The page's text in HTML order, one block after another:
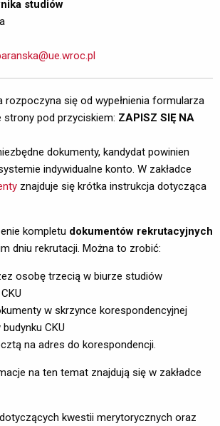
studiów
rozpoczyna się od wypełnienia formularza
pod przyciskiem: ZAPISZ SIĘ NA
dokumenty, kandydat powinien
indywidualne konto. W zakładce
znajduje się krótka instrukcja dotycząca
kompletu dokumentów rekrutacyjnych
dniu rekrutacji. Można to zrobić:
osobę trzecią w biurze studiów
w skrzynce korespondencyjnej
CKU
na adres do korespondencji.
na ten temat znajdują się w zakładce
kwestii merytorycznych oraz